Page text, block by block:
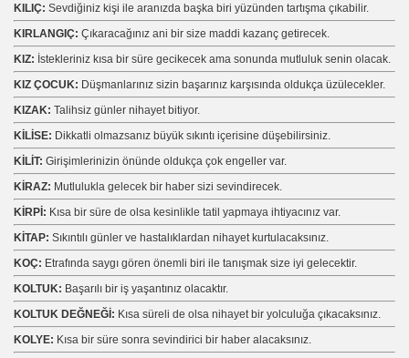
KILIÇ: Sevdiğiniz kişi ile aranızda başka biri yüzünden tartışma çıkabilir.
KIRLANGIÇ: Çıkaracağınız ani bir size maddi kazanç getirecek.
KIZ: İstekleriniz kısa bir süre gecikecek ama sonunda mutluluk senin olacak.
KIZ ÇOCUK: Düşmanlarınız sizin başarınız karşısında oldukça üzülecekler.
KIZAK: Talihsiz günler nihayet bitiyor.
KİLİSE: Dikkatli olmazsanız büyük sıkıntı içerisine düşebilirsiniz.
KİLİT: Girişimlerinizin önünde oldukça çok engeller var.
KİRAZ: Mutlulukla gelecek bir haber sizi sevindirecek.
KİRPİ: Kısa bir süre de olsa kesinlikle tatil yapmaya ihtiyacınız var.
KİTAP: Sıkıntılı günler ve hastalıklardan nihayet kurtulacaksınız.
KOÇ: Etrafında saygı gören önemli biri ile tanışmak size iyi gelecektir.
KOLTUK: Başarılı bir iş yaşantınız olacaktır.
KOLTUK DEĞNEĞİ: Kısa süreli de olsa nihayet bir yolculuğa çıkacaksınız.
KOLYE: Kısa bir süre sonra sevindirici bir haber alacaksınız.